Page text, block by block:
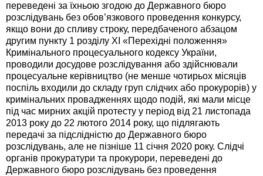
переведені за їхньою згодою до Державного бюро
розслідувань без обов’язкового проведення конкурсу,
якщо вони до спливу строку, передбаченого абзацом
другим пункту 1 розділу XI «Перехідні положення»
Кримінального процесуального кодексу України,
проводили досудове розслідування або здійснювали
процесуальне керівництво (не менше чотирьох місяців
поспіль входили до складу груп слідчих або прокурорів) у
кримінальних провадженнях щодо подій, які мали місце
під час мирних акцій протесту у період від 21 листопада
2013 року до 22 лютого 2014 року, що підлягають
передачі за підслідністю до Державного бюро
розслідувань, але не пізніше 11 січня 2020 року. Слідчі
органів прокуратури та прокурори, переведені до
Державного бюро розслідувань без проведення